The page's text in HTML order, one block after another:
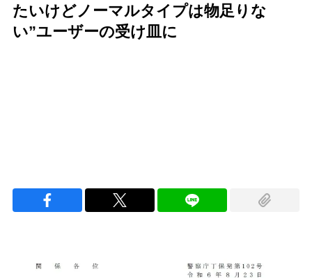
たいけどノーマルタイプは物足りな
い”ユーザーの受け皿に